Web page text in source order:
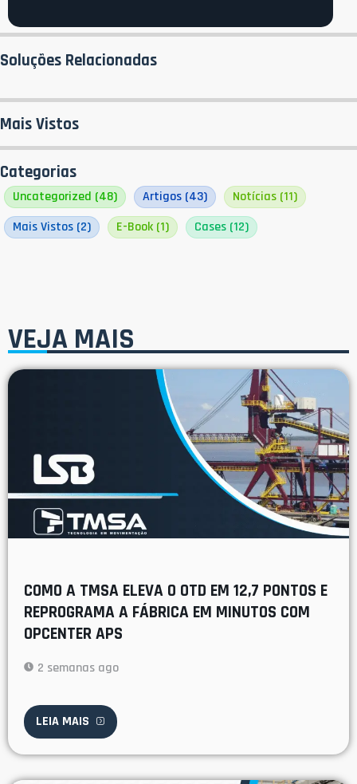
Soluções Relacionadas
Mais Vistos
Categorias
Uncategorized (48) Artigos (43) Notícias (11)
Mais Vistos (2) E-Book (1) Cases (12)
VEJA MAIS
COMO A TMSA ELEVA O OTD EM 12,7 PONTOS E
REPROGRAMA A FÁBRICA EM MINUTOS COM
OPCENTER APS
2 semanas ago
LEIA MAIS